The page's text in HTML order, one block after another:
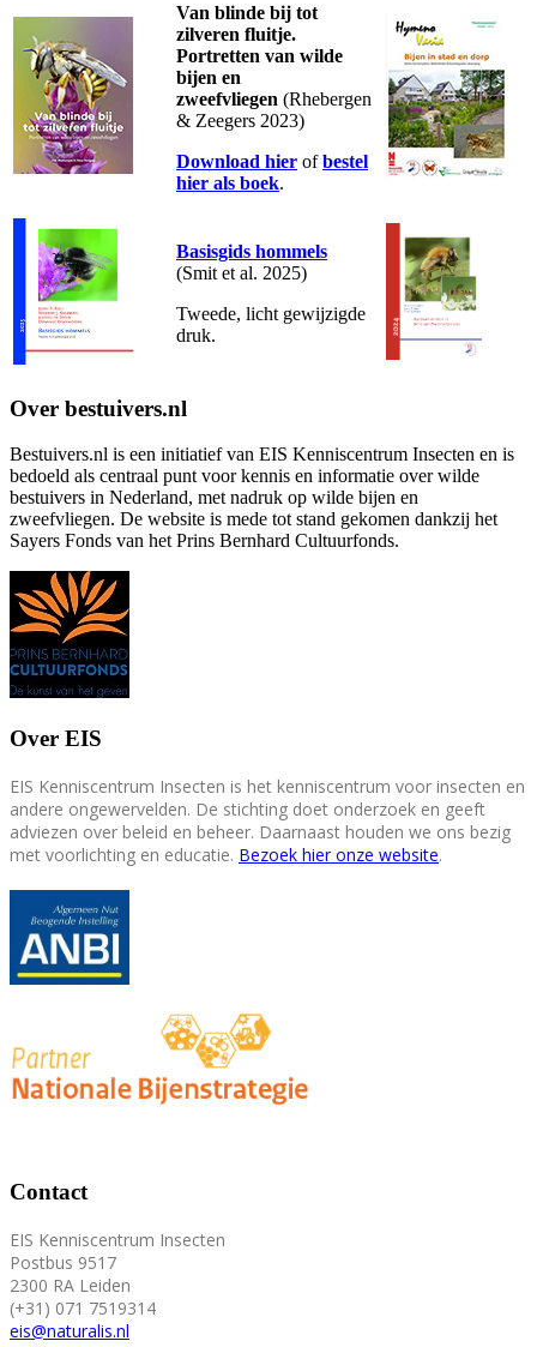
Van blinde bij tot
zilveren fluitje.
Portretten van wilde
bijen en
zweefvliegen (Rhebergen
& Zeegers 2023)
Download hier ofbestel
hier als boek.
Basisgids hommels
(Smit et al. 2025)
Tweede, licht gewijzigde
druk.
Over bestuivers.nl
Bestuivers.nl is een initiatief van EIS Kenniscentrum Insecten en is
bedoeld als centraal punt voor kennis en informatie over wilde
bestuivers in Nederland, met nadruk op wilde bijen en
zweefvliegen. De website is mede tot stand gekomen dankzij het
Sayers Fonds van het Prins Bernhard Cultuurfonds.
Over EIS
EIS Kenniscentrum Insecten is het kenniscentrum voor insecten en
andere ongewervelden. De stichting doet onderzoek en geeft
adviezen over beleid en beheer. Daarnaast houden we ons bezig
met voorlichting en educatie. Bezoek hier onze website.
Contact
EIS Kenniscentrum Insecten
Postbus 9517
2300 RA Leiden
(+31) 071 7519314
eis@naturalis.nl